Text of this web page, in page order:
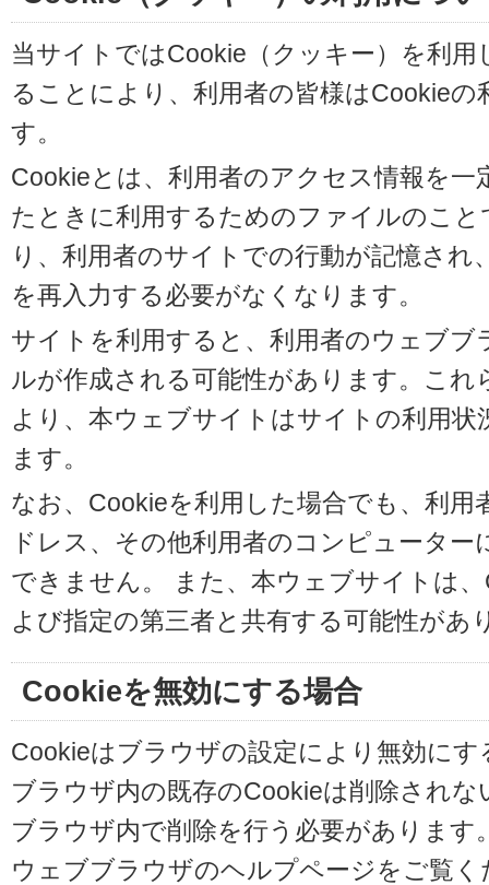
当サイトではCookie（クッキー）を利
ることにより、利用者の皆様はCookie
す。
Cookieとは、利用者のアクセス情報を
たときに利用するためのファイルのこ
り、利用者のサイトでの行動が記憶さ
を再入力する必要がなくなります。
サイトを利用すると、利用者のウェブ
ルが作成される可能性があります。こ
より、本ウェブサイトはサイトの利用
ます。
なお、Cookieを利用した場合でも、利用
ドレス、その他利用者のコンピュータ
できません。 また、本ウェブサイトは
よび指定の第三者と共有する可能性があ
Cookieを無効にする場合
Cookieはブラウザの設定により無効に
ブラウザ内の既存のCookieは削除され
ブラウザ内で削除を行う必要があります
ウェブブラウザのヘルプページをご覧く